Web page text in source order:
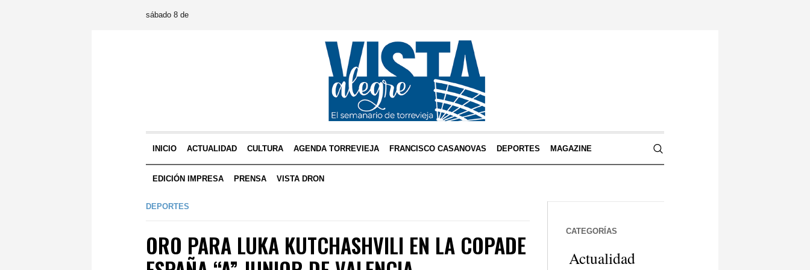
sábado 8 de
INICIO ACTUALIDAD CULTURA AGENDA TORREVIEJA FRANCISCO CASANOVAS DEPORTES MAGAZINE
EDICIÓN IMPRESA PRENSA VISTA DRON
DEPORTES
ORO PARA LUKA KUTCHASHVILI EN LA COPADE CATEGORÍAS
Actualidad